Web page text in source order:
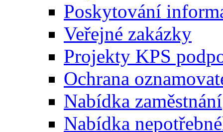
Poskytování
Veřejné zakázky
Projekty KPS
Ochrana
Nabídka zaměstnání
Nabídka